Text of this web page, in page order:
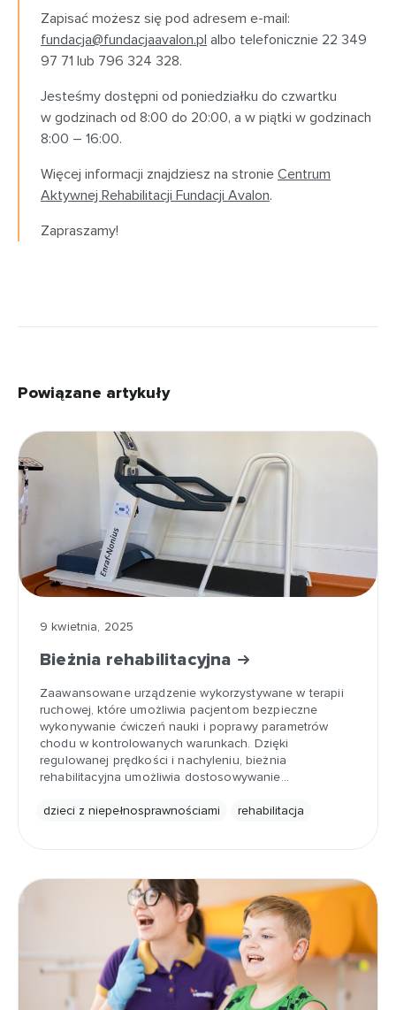
Zapisać możesz się pod adresem e-mail:
fundacja@fundacjaavalon.pl albo telefonicznie 22 349
97 71 lub 796 324 328.
Jesteśmy dostępni od poniedziałku do czwartku
w godzinach od 8:00 do 20:00, a w piątki w godzinach
8:00 – 16:00.
Więcej informacji znajdziesz na stronie Centrum
Aktywnej Rehabilitacji Fundacji Avalon.
Zapraszamy!
Powiązane artykuły
9 kwietnia, 2025
Bieżnia rehabilitacyjna
Zaawansowane urządzenie wykorzystywane w terapii
ruchowej, które umożliwia pacjentom bezpieczne
wykonywanie ćwiczeń nauki i poprawy parametrów
chodu w kontrolowanych warunkach. Dzięki
regulowanej prędkości i nachyleniu, bieżnia
rehabilitacyjna umożliwia dostosowywanie…
dzieci z niepełnosprawnościami rehabilitacja